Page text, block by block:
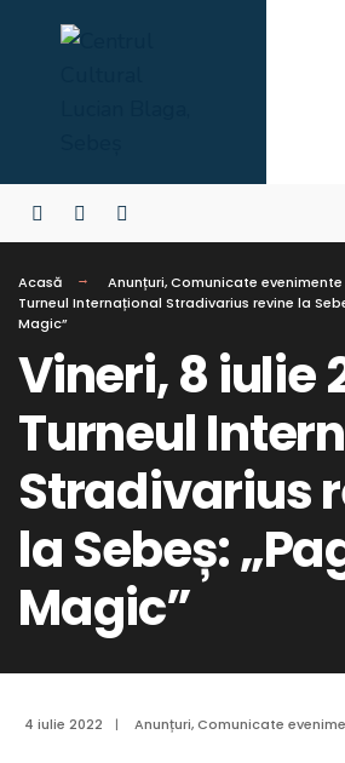
Acasă Anunțuri,Comunicate evenimente
Turneul Internațional Stradivarius revine la
Magic”
Vineri, 8 iulie
Turneul
Stradivarius
la Sebeș:
Magic”
4 iulie 2022 | Anunțuri,Comunicate